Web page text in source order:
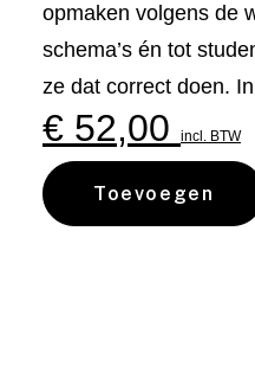
opmaken volgens de
schema’s én tot
ze dat correct doen.
€ 52,00 incl. BTW
Toevoegen